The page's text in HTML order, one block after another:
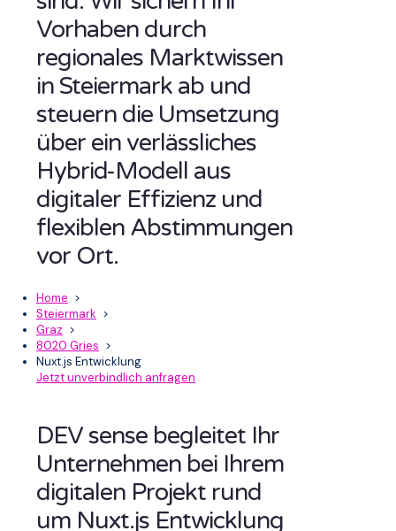
Vorhaben durch
regionales Marktwissen
in Steiermark ab und
steuern die Umsetzung
über ein verlässliches
Hybrid-Modell aus
digitaler Effizienz und
flexiblen Abstimmungen
vor Ort.
Home >
Steiermark >
Graz >
8020 Gries >
Nuxt.js Entwicklung
Jetzt unverbindlich anfragen
DEV sense begleitet Ihr
Unternehmen bei Ihrem
digitalen Projekt rund
um Nuxt.js Entwicklung